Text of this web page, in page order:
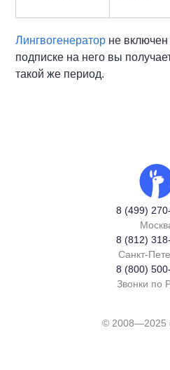
Лингвогенератор не
подписке на него вы
такой же период.
8 (499)
8 (812)
Санкт-
8 (800)
Звонки по
© 2008—2025